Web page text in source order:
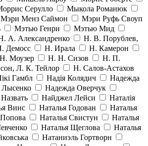
Серулло
Мыкола Романюк
Мэри Менз Саймон
Мэри Руфь Своуп
Мэтью Генри
Мэтью Мид
А. Александренко
Н. В. Порублев,
Демосс Н. Ирала
Н. Камерон
Н. Моузер Н. Н. Сизов
Н. П.
Л. К. Тейлор
Н. Салов-Астахов
Гамбл Надія Колядич
Надежда
Надежда Оверчук
Назвать Найджел Лейси
Наталія
Винс Наталья Годован
Наталья
Наталья Свистун
Наталья
Наталья Щеглова
Наталья
Натаниэль Гортворн